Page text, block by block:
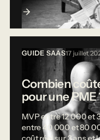
GUIDE SAAS17 juillet
Combien
pour une PME
MVP entre 12 000 et
entre 40 000 et 80
coût réel sur 3 ans et